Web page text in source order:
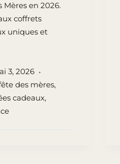
Mères en 2026.
coffrets
uniques et
3, 2026
des mères,
cadeaux,